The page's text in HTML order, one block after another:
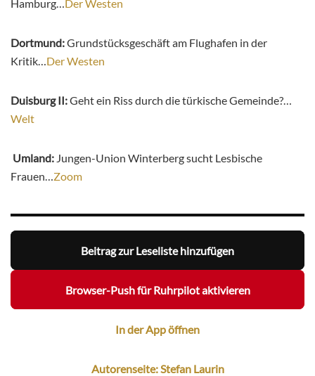
Hamburg…Der Westen
Dortmund:Grundstücksgeschäft am Flughafen in der
Kritik…Der Westen
Duisburg II:Geht ein Riss durch die türkische Gemeinde?…
Welt
Umland: Jungen-Union Winterberg sucht Lesbische
Frauen…Zoom
Beitrag zur Leseliste hinzufügen
Browser-Push für Ruhrpilot aktivieren
In der App öffnen
Autorenseite: Stefan Laurin